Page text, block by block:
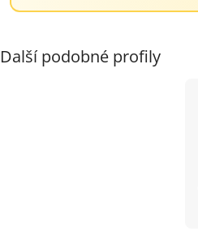
Další podobné profily